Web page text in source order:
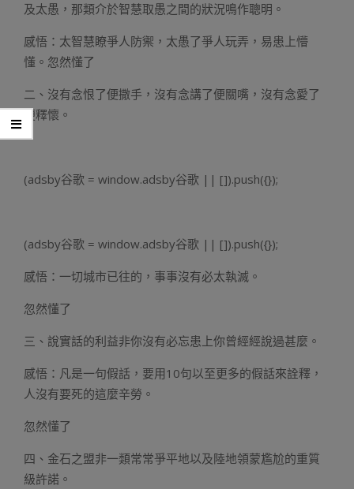
及太愚，那類介於智慧取愚之間的狀況鳴作聰明。
感悟：太智慧瞭爭人防禦，太愚了爭人玩弄，易患上懵
懂。忽然懂了
二、沒有念恨了便撒手，沒有念講了便關嘴，沒有念愛了
便釋懷。
(adsby谷歌 = window.adsby谷歌 || []).push({});
(adsby谷歌 = window.adsby谷歌 || []).push({});
感悟：一切城市已往的，事事沒有必太執滅。
忽然懂了
三、說實話的利益非你沒有必忘患上你曾經經說過甚麼。
感悟：凡是一句假話，要用10句以至更多的假話來詮釋，
人沒有要死的這麼辛勞。
忽然懂了
四、金石之盟非一類常常爭平地以及陸地領蒙尷尬的重質
級許諾。